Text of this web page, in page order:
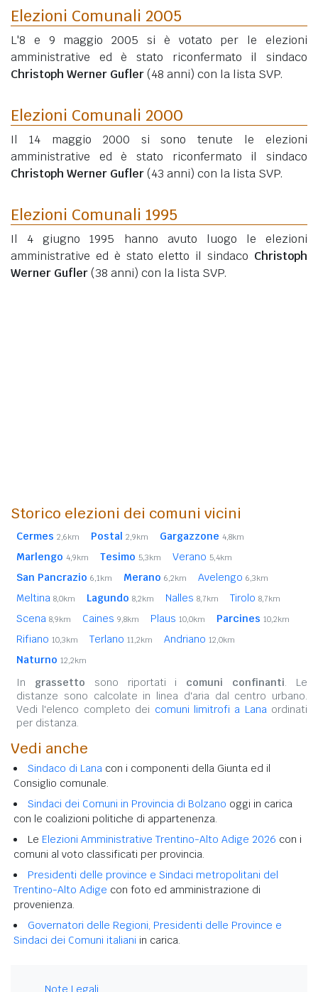
Elezioni Comunali 2005
L'8 e 9 maggio 2005 si è votato per le elezioni
amministrative ed è stato riconfermato il sindaco
Christoph Werner Gufler(48 anni) con la lista SVP.
Elezioni Comunali 2000
Il 14 maggio 2000 si sono tenute le elezioni
amministrative ed è stato riconfermato il sindaco
Christoph Werner Gufler(43 anni) con la lista SVP.
Elezioni Comunali 1995
Il 4 giugno 1995 hanno avuto luogo le elezioni
amministrative ed è stato eletto il sindaco Christoph
Werner Gufler(38 anni) con la lista SVP.
Storico elezioni dei comuni vicini
Cermes 2,6km Postal 2,9km Gargazzone 4,8km
Marlengo 4,9km Tesimo 5,3km Verano 5,4km
San Pancrazio 6,1km Merano 6,2km Avelengo 6,3km
Meltina 8,0km Lagundo 8,2km Nalles 8,7km Tirolo 8,7km
Scena 8,9km Caines 9,8km Plaus 10,0km Parcines 10,2km
Rifiano 10,3km Terlano 11,2km Andriano 12,0km
Naturno 12,2km
In grassetto sono riportati i comuni confinanti. Le
distanze sono calcolate in linea d'aria dal centro urbano.
Vedi l'elenco completo dei comuni limitrofi a Lanaordinati
per distanza.
Vedi anche
Sindaco di Lana con i componenti della Giunta ed il
Consiglio comunale.
Sindaci dei Comuni in Provincia di Bolzano oggi in carica
con le coalizioni politiche di appartenenza.
Le Elezioni Amministrative Trentino-Alto Adige 2026 con i
comuni al voto classificati per provincia.
Presidenti delle province e Sindaci metropolitani del
Trentino-Alto Adige con foto ed amministrazione di
provenienza.
Governatori delle Regioni, Presidenti delle Province e
Sindaci dei Comuni italiani in carica.
Note Legali